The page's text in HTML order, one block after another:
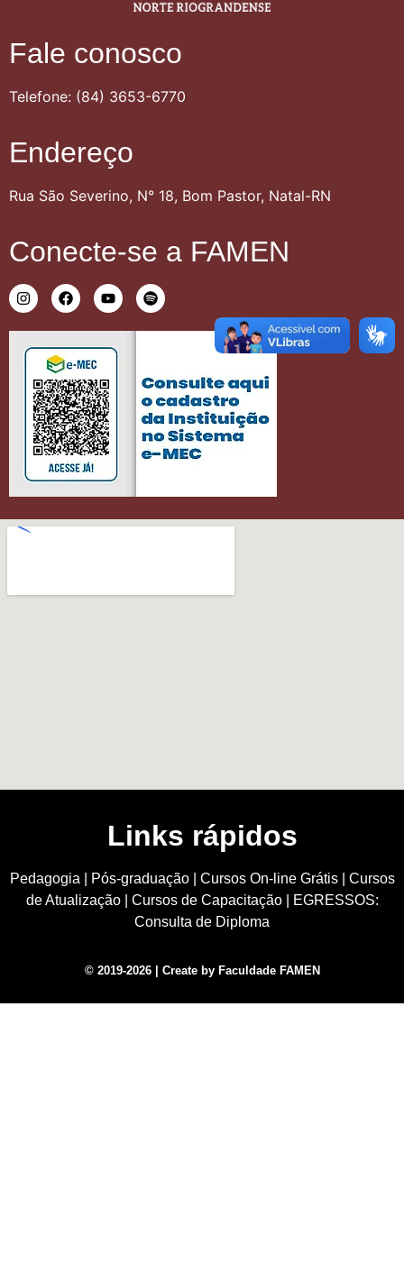
Fale conosco
Telefone: (84) 3653-6770
Endereço
Rua São Severino, N° 18, Bom Pastor, Natal-RN
Conecte-se a FAMEN
Links rápidos
Pedagogia Pós-graduação| Cursos On-line Grátis| Cursos
de Atualização| Cursos de Capacitação|
EGRESSOS:
Consulta de Diploma
© 2019-2026 | Create by Faculdade FAMEN